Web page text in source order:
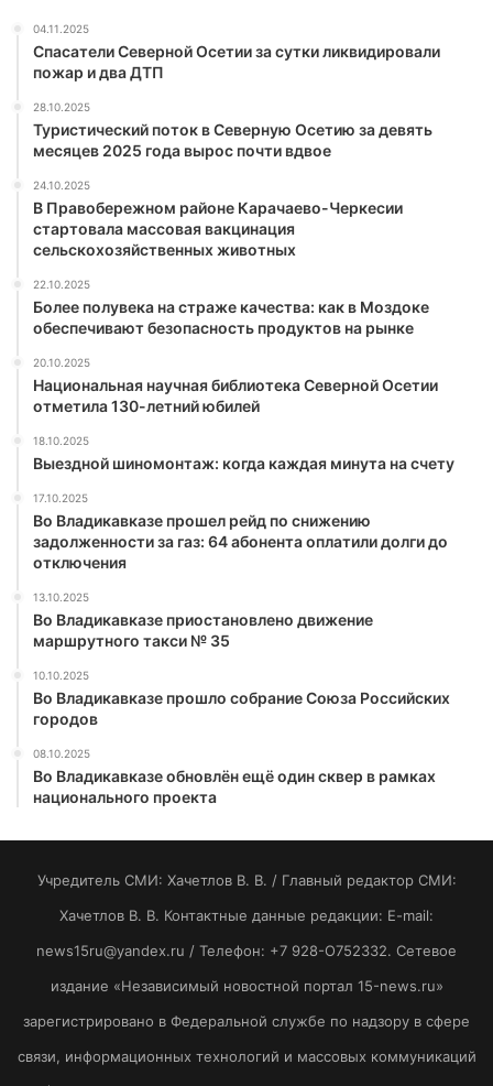
04.11.2025
Спасатели Северной Осетии за сутки ликвидировали
пожар и два ДТП
28.10.2025
Туристический поток в Северную Осетию за девять
месяцев 2025 года вырос почти вдвое
24.10.2025
В Правобережном районе Карачаево-Черкесии
стартовала массовая вакцинация
сельскохозяйственных животных
22.10.2025
Более полувека на страже качества: как в Моздоке
обеспечивают безопасность продуктов на рынке
20.10.2025
Национальная научная библиотека Северной Осетии
отметила 130-летний юбилей
18.10.2025
Выездной шиномонтаж: когда каждая минута на счету
17.10.2025
Во Владикавказе прошел рейд по снижению
задолженности за газ: 64 абонента оплатили долги до
отключения
13.10.2025
Во Владикавказе приостановлено движение
маршрутного такси № 35
10.10.2025
Во Владикавказе прошло собрание Союза Российских
городов
08.10.2025
Во Владикавказе обновлён ещё один сквер в рамках
национального проекта
Учредитель СМИ: Хaчeтлoв B. B. / Главный редактор СМИ:
Хaчeтлoв B. B. Контактные данные редакции: E-mail:
news15ru@yandex.ru / Телефон: +7 928-O752332. Сетевое
издание «Независимый новостной портал 15-news.ru»
зарегистрировано в Федеральной службе по надзору в сфере
связи, информационных технологий и массовых коммуникаций